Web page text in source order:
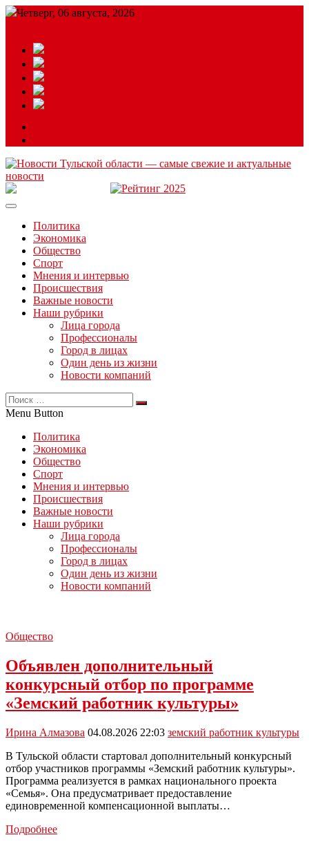
Четверг, 06 августа, 2026
Читайте последние новости дня в Тульской области на сайте
Политика
Экономика
Общество
Спорт
Мнения и интервью
Происшествия
Важные новости
Наши рубрики
Лица города
Профессионалы
Город в лицах
Один день из жизни
Новости компаний
Menu Button
Политика
Экономика
Общество
Спорт
Мнения и интервью
Происшествия
Важные новости
Наши рубрики
Лица города
Профессионалы
Город в лицах
Один день из жизни
Новости компаний
Общество
Объявлен дополнительный
конкурсный отбор по программе
«Земский работник культуры»
Ирина Алмазова 04.08.2026 22:03 земский работник культуры
В Тульской области стартовал дополнительный конкурсный
отбор участников программы «Земский работник культуры».
Программа реализуется в рамках национального проекта
«Семья». Она предусматривает предоставление
единовременной компенсационной выплаты…
ПодробнееОбъявлен